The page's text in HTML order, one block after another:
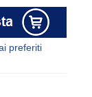
preferiti